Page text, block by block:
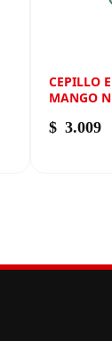
CEPILLO
MANGO
$ 3.009